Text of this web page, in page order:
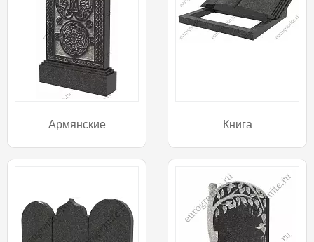
Армянские Книга